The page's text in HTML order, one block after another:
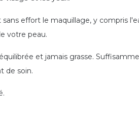
effort le maquillage, y compris
votre peau.
et jamais grasse.
de soin.